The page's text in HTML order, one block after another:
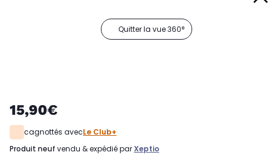
Quitter la vue 360°
15,90€
cagnottés avecLe Club+
produit neuf vendu & expédié parXeptio